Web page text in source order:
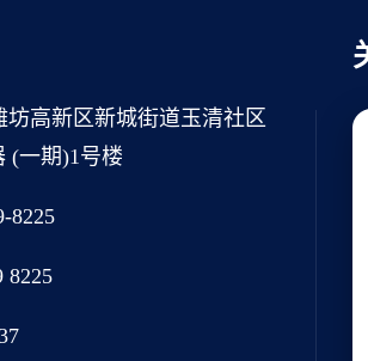
坊高新区新城街道玉清社区
(一期)1号楼
8225
8225